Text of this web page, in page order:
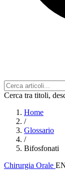
Cerca tra titoli,
Home
/
Glossario
/
Bifosfonati
Chirurgia Orale